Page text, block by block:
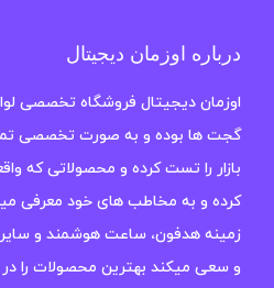
درباره اوزمان دیجیتال
اوزمان دیجیتال فروشگاه تخصصی
گجت ها بوده و به صورت تخصصی
بازار را تست کرده و محصولاتی که
کرده و به مخاطب های خود معرفی
زمینه هدفون، ساعت هوشمند و سایر
و سعی میکند بهترین محصولات را در